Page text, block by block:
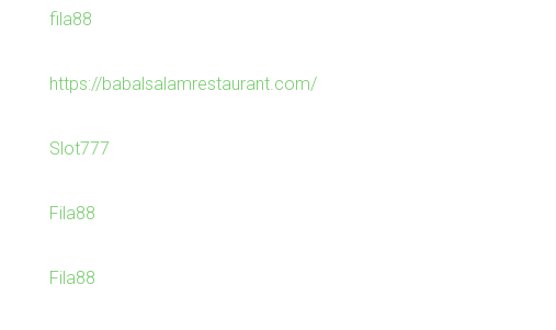
fila88
https://babalsalamrestaurant.com/
Slot777
Fila88
Fila88